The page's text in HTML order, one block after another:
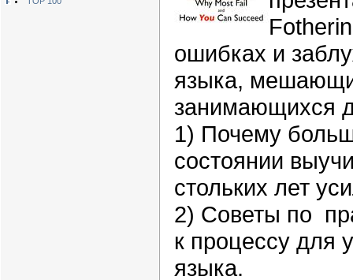
ошибках и
языка,
занимающихся
1) Почему
состоянии
стольких лет
2) Советы по
к процессу для
языка.